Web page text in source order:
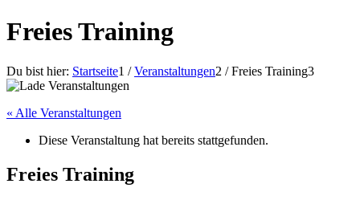
Freies Training
Du bist hier: Startseite1 / Veranstaltungen2 / Freies Training3
« Alle Veranstaltungen
Diese Veranstaltung hat bereits stattgefunden.
Freies Training